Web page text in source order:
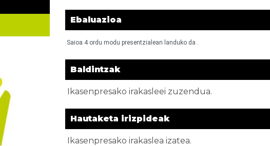
Ebaluazioa
Saioa 4 ordu modu presentzialean landuko da .
Baldintzak
Ikasenpresako irakasleei zuzendua.
Hautaketa irizpideak
Ikasenpresako irakaslea izatea.